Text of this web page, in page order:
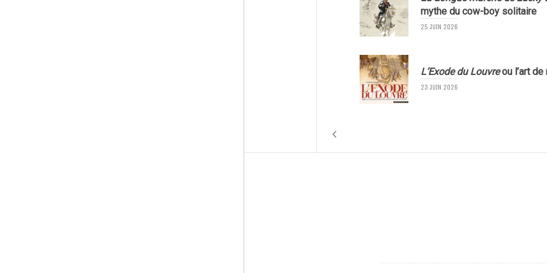
mythe du cow-boy solitaire
25 JUIN 2026
L’Exode du Louvreou l’art
23 JUIN 2026